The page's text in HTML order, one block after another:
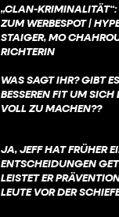
„CLAN-
ZUM WERBESPOT |
STAIGER, MO
RICHTERIN
WAS SAGT IHR? GIBT
BESSEREN FIT UM
VOLL ZU MACHEN??
JA, JEFF HAT FRÜHER
ENTSCHEIDUNGEN
LEISTET ER
LEUTE VOR DER